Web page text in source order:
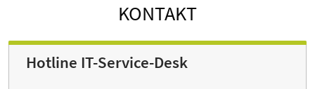
KONTAKT
Hotline IT-Service-Desk